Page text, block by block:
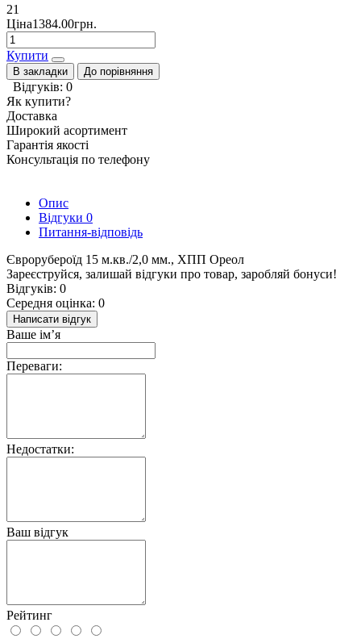
21
Ціна1384.00грн.
Купити
В закладки До порівняння
Відгуків: 0
Як купити?
Доставка
Широкий асортимент
Гарантія якості
Консультація по телефону
Опис
Відгуки 0
Питання-відповідь
Єврорубероїд 15 м.кв./2,0 мм., ХПП Ореол
Зареєструйся, залишай відгуки про товар, заробляй бонуси!
Відгуків: 0
Середня оцінка: 0
Написати відгук
Ваше ім’я
Переваги:
Недостатки:
Ваш відгук
Рейтинг